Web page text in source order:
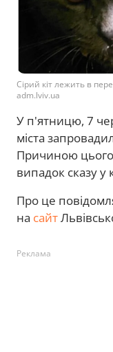
Сірий кіт лежить в
adm.lviv.ua
У п'ятницю, 7
міста
Причиною цього
випадок сказу у
Про це
на сайт
Реклама